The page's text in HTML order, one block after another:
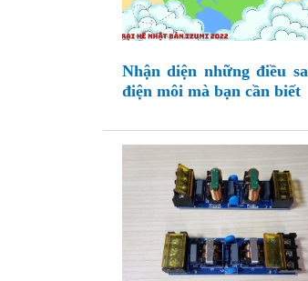
Nhận diện những điều
điện môi mà bạn cần biết